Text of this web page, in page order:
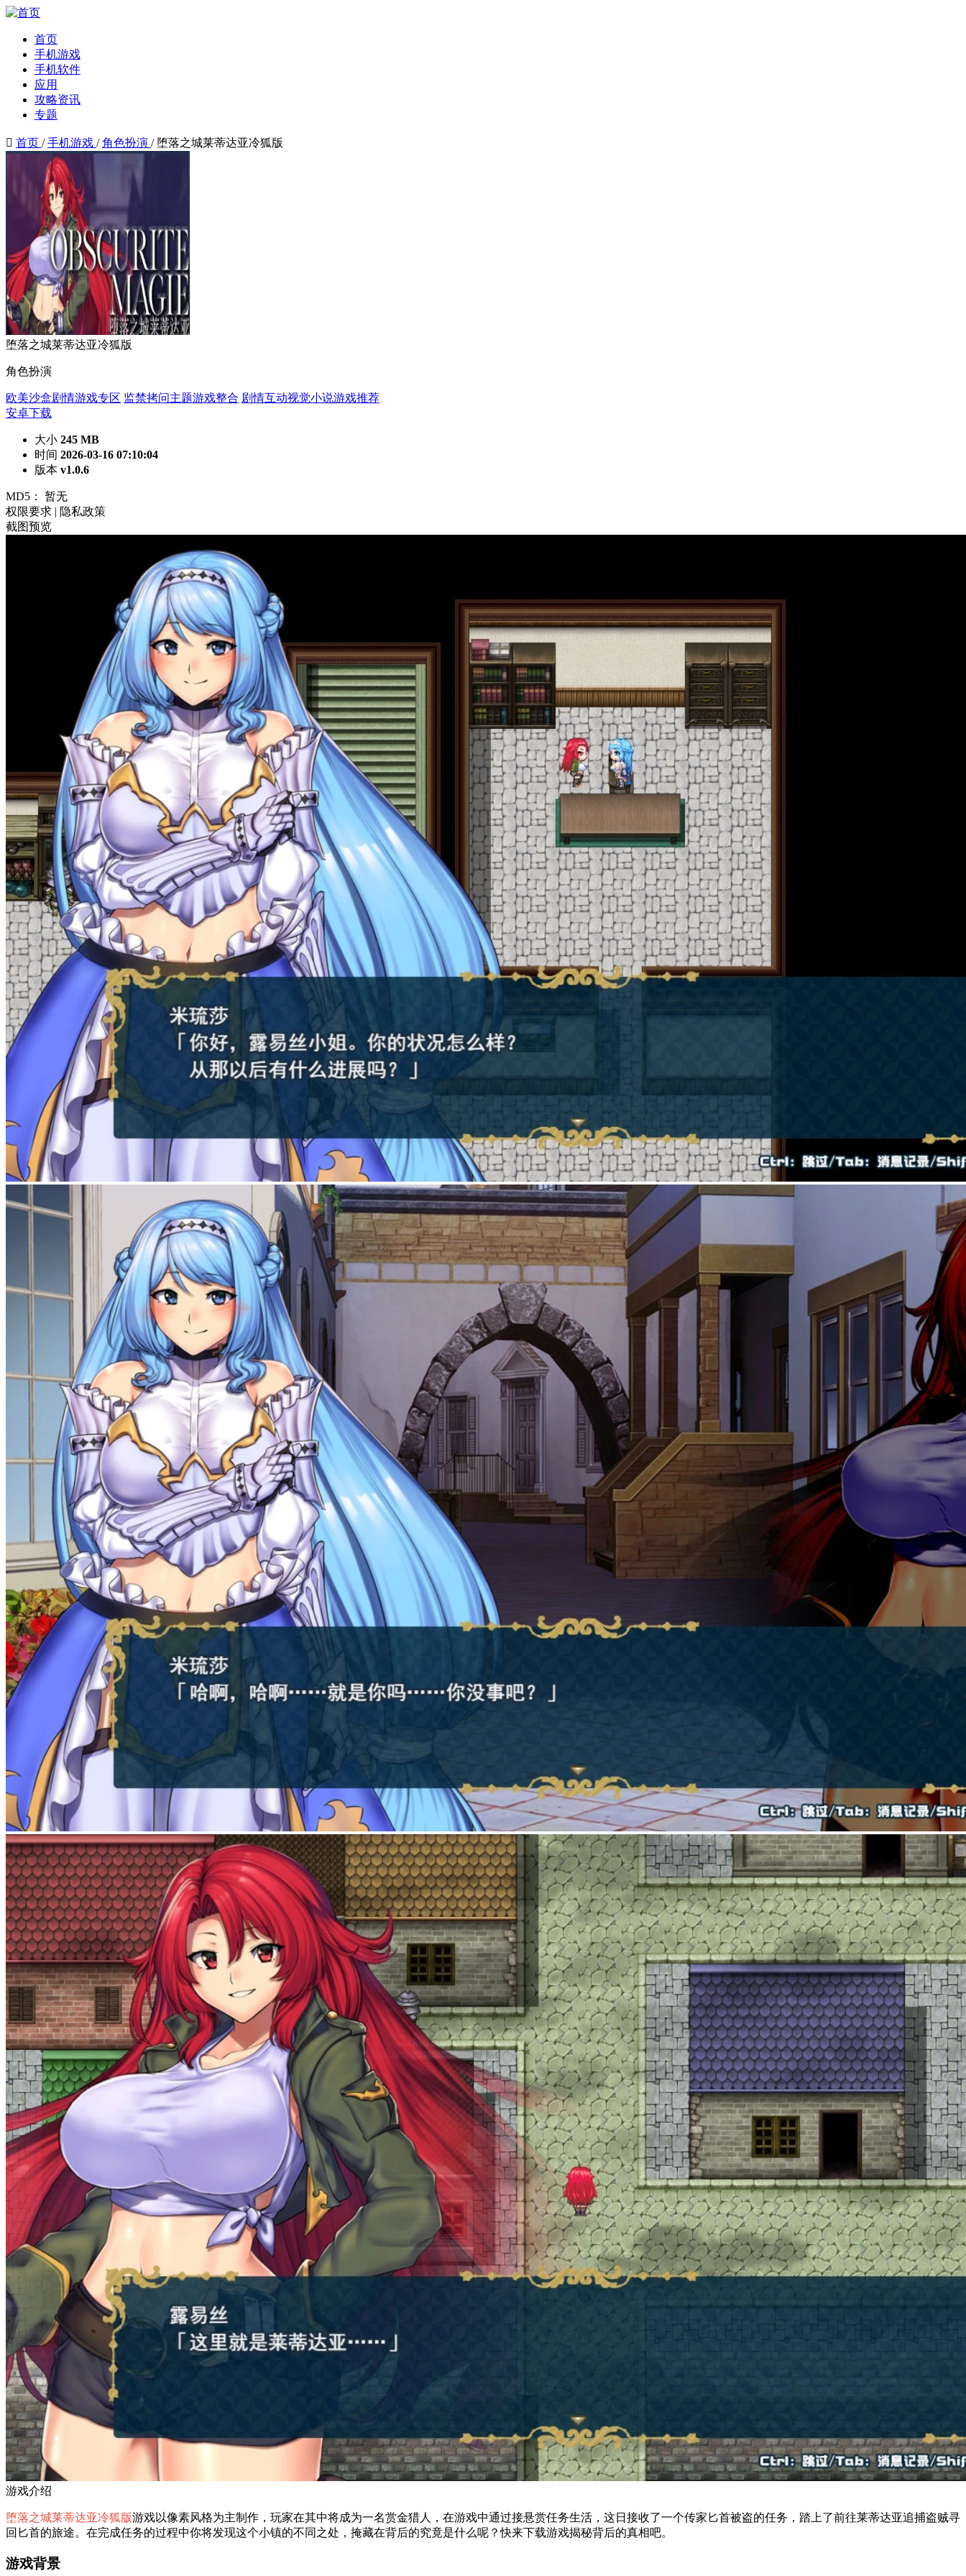
首页
手机游戏
手机软件
应用
攻略资讯
专题
 首页 / 手机游戏 / 角色扮演 / 堕落之城莱蒂达亚冷狐版
堕落之城莱蒂达亚冷狐版
角色扮演
欧美沙盒剧情游戏专区 监禁拷问主题游戏整合 剧情互动视觉小说游戏推荐
安卓下载
大小 245 MB
时间 2026-03-16 07:10:04
版本 v1.0.6
MD5： 暂无
权限要求 | 隐私政策
截图预览
游戏介绍
堕落之城莱蒂达亚冷狐版游戏以像素风格为主制作，玩家在其中将成为一名赏金猎人，在游戏中通过接悬赏任务生活，这日接收了一个传家匕首被盗的任务，踏上了前往莱蒂达亚追捕盗贼寻
回匕首的旅途。在完成任务的过程中你将发现这个小镇的不同之处，掩藏在背后的究竟是什么呢？快来下载游戏揭秘背后的真相吧。
游戏背景